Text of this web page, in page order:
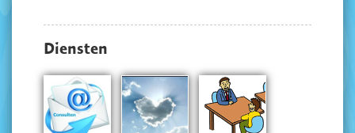
Diensten